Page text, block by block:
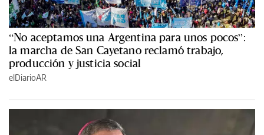
“No aceptamos una Argentina para unos pocos”:
la marcha de San Cayetano reclamó trabajo,
producción y justicia social
elDiarioAR